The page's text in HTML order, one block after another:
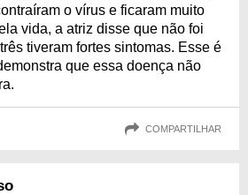
o vírus e ficaram muito
vida, a atriz disse que não foi
tiveram fortes sintomas. Esse é
que essa doença não
COMPARTILHAR